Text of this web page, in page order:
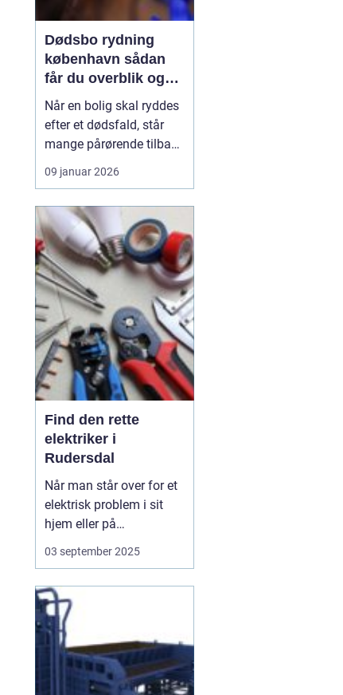
Dødsbo rydning
københavn sådan
får du overblik og
professionel hjælp
Når en bolig skal ryddes
efter et dødsfald, står
mange pårørende tilbage
med en stor praktisk
opgave oven i sorgen.
personlige ejendele og
måske et helt livs
samling af ting, som
skal gennemgås,
fordeles, sælges eller
bortskaf...
09 januar 2026
Find den rette
elektriker i
Rudersdal
Når man står over for et
elektrisk problem i sit
hjem eller på
arbejdspladsen, er det
ofte nødvendigt med
Elektriker Rudersdal er
søgeordet, der samler
opmærksomheden
omkring behovet for...
03 september 2025